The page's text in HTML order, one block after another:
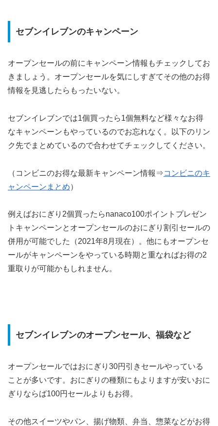
セブンイレブンのキャンペーン
オープンセールの前にキャンペーン情報もチェックしてお
きましょう。オープンセールを気にしすぎてその他のお得
情報を見逃したらもったいない。
セブンイレブンでは1個買ったら1個無料など様々なお得
なキャンペーンもやっているのでお忘れなく。以下のリン
ク先でまとめているので合わせてチェックしてください。
（コンビニのお得な最新キャンペーン情報⇒コンビニのキ
ャンペーンまとめ）
例えばおにぎり2個買ったらnanaco100ポイントプレゼン
トキャンペーンとオープンセールのおにぎり割引セールの
併用が可能でした（2021年8月現在）。他にもオープンセ
ールがキャンペーンをやっている時期と重なればお得の2
重取りが可能かもしれません。
セブンイレブンのオープンセール、福袋など
オープンセールではおにぎり30円引きセールやっている
ことが多いです。おにぎりの種類にもよりますが安いおに
ぎりならば100円セールよりもお得。
その他スイーツやパン、揚げ物類、弁当、惣菜などがお得